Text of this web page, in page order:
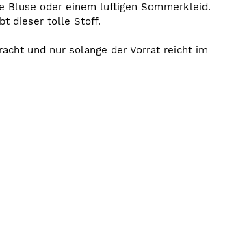
Bluse oder einem luftigen Sommerkleid.
dieser tolle Stoff.
und nur solange der Vorrat reicht im